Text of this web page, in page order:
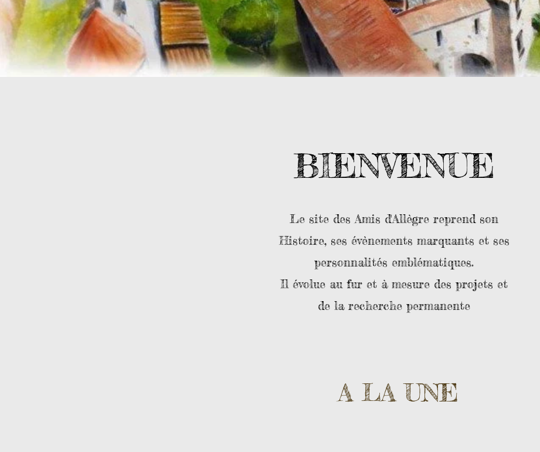
BIENVENUE
Le site des Amis d'Allègre reprend son
Histoire, ses évènements marquants et ses
personnalités emblématiques.
Il évolue au fur et à mesure des projets et
de la recherche permanente
A LA UNE